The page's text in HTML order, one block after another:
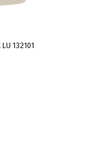
132101